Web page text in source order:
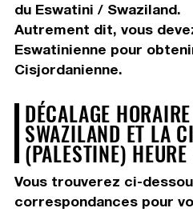
du Eswatini / Swaziland.
Autrement dit, vous
Eswatinienne pour
Cisjordanienne.
DÉCALAGE
SWAZILAND ET LA
(PALESTINE)
Vous trouverez ci-
correspondances pour